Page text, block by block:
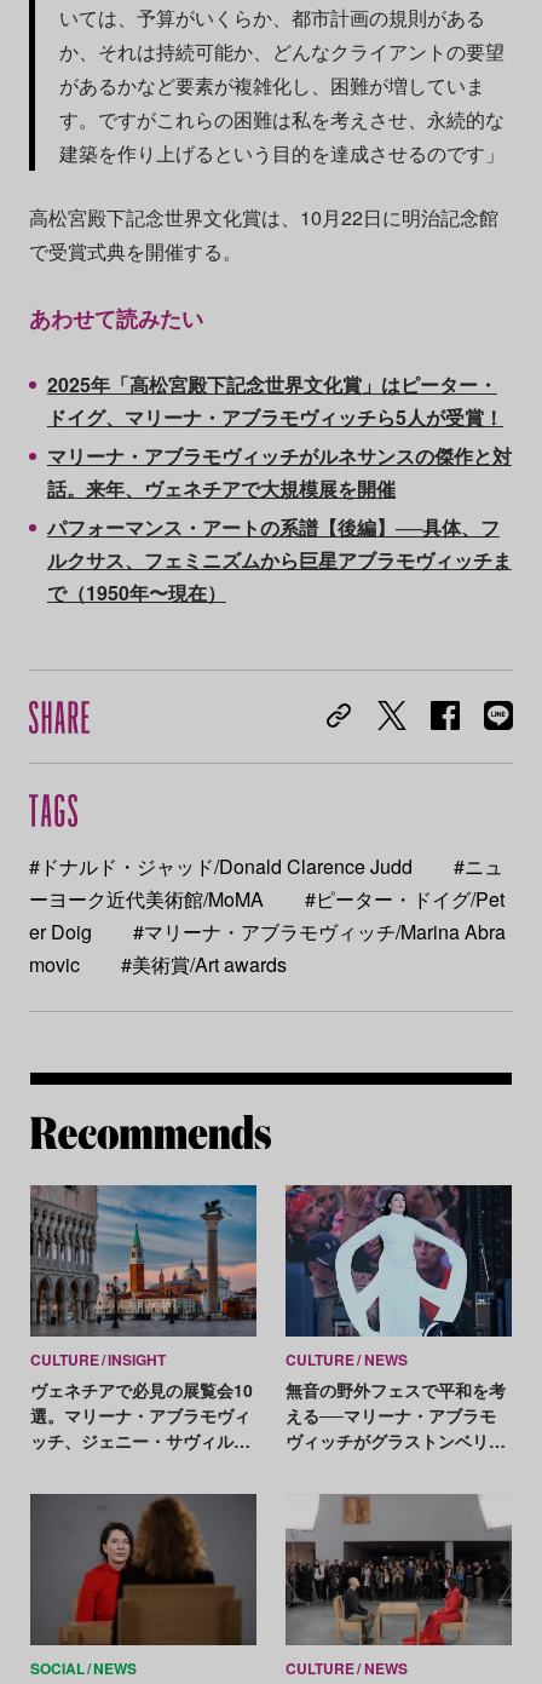
いては、予算がいくらか、都市計画の規則がある
か、それは持続可能か、どんなクライアントの要望
があるかなど要素が複雑化し、困難が増していま
す。ですがこれらの困難は私を考えさせ、永続的な
建築を作り上げるという目的を達成させるのです」
高松宮殿下記念世界文化賞は、10月22日に明治記念館
で受賞式典を開催する。
あわせて読みたい
2025年「高松宮殿下記念世界文化賞」はピーター・
ドイグ、マリーナ・アブラモヴィッチら5人が受賞！
マリーナ・アブラモヴィッチがルネサンスの傑作と対
話。来年、ヴェネチアで大規模展を開催
パフォーマンス・アートの系譜【後編】──具体、フ
ルクサス、フェミニズムから巨星アブラモヴィッチま
で（1950年〜現在）
#ドナルド・ジャッド/Donald Clarence Judd
#ニュ
ーヨーク近代美術館/MoMA
#ピーター・ドイグ/Pet
er Doig
#マリーナ・アブラモヴィッチ/Marina Abra
movic
#美術賞/Art awards
CULTURE INSIGHT
ヴェネチアで必見の展覧会10
選。マリーナ・アブラモヴィ
ッチ、ジェニー・サヴィル、
煥 etc.
CULTURE NEWS
無音の野外フェスで平和を考
える──マリーナ・アブラモ
ヴィッチがグラストンベリー
SOCIAL NEWS CULTURE NEWS